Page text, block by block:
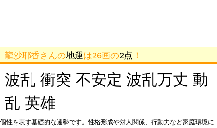
龍沙耶香さんの地運は26画の2点 ！
波乱 衝突 不安定 波乱万丈 動
乱 英雄
個性を表す基礎的な運勢です。性格形成や対人関係、行動力など家庭環境に